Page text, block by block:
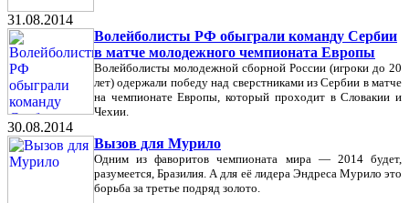
31.08.2014
Волейболисты РФ обыграли команду Сербии
в матче молодежного чемпионата Европы
Волейболисты молодежной сборной России (игроки до 20
лет) одержали победу над сверстниками из Сербии в матче
на чемпионате Европы, который проходит в Словакии и
Чехии.
30.08.2014
Вызов для Мурило
Одним из фаворитов чемпионата мира — 2014 будет,
разумеется, Бразилия. А для её лидера Эндреса Мурило это
борьба за третье подряд золото.